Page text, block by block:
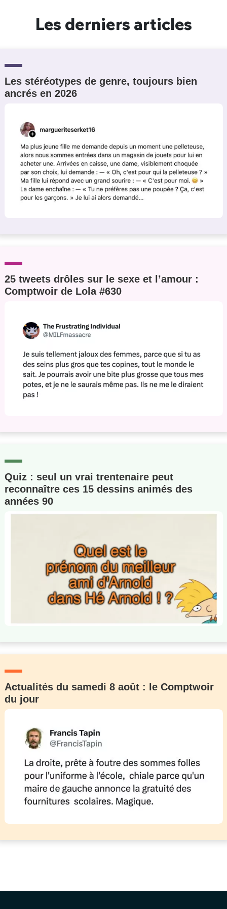
Les derniers articles
Les stéréotypes de genre, toujours bien
ancrés en 2026
25 tweets drôles sur le sexe et l’amour :
Comptwoir de Lola #630
Quiz : seul un vrai trentenaire peut
reconnaître ces 15 dessins animés des
années 90
Actualités du samedi 8 août : le Comptwoir
du jour
Un Thread